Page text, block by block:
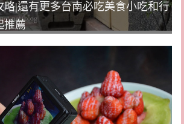
略|還有更多台南必吃美食小吃和行
推薦